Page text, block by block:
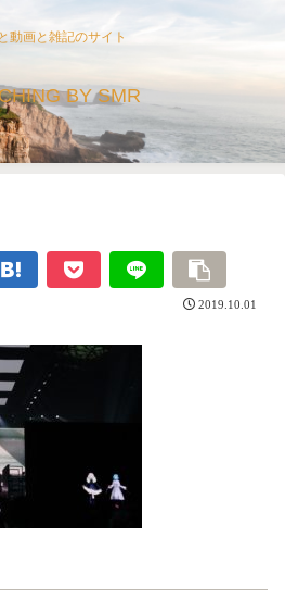
動画と雑記のサイト
BY SMR
2019.10.01